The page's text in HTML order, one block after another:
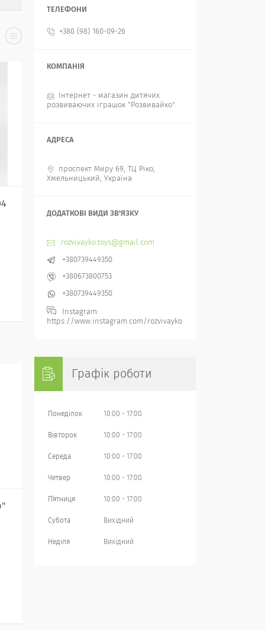
+380 (98) 160-09-26
Інтернет - магазин дитячих
розвиваючих іграшок "Розвивайко"
проспект Миру 69, ТЦ Ріко,
Хмельницький, Україна
rozvivayko.toys@gmail.com
+380739449350
+380673800753
+380739449350
Instagram
https://www.instagram.com/rozvivayko
Графік роботи
Понеділок 10:00 17:00
Вівторок 10:00 17:00
Середа 10:00 17:00
Четвер 10:00 17:00
Пʼятниця 10:00 17:00
Субота Вихідний
Неділя Вихідний